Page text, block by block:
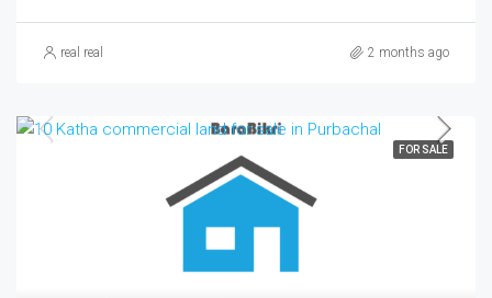
real real 2 months ago
FOR SALE